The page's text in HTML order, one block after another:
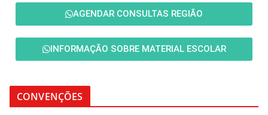
AGENDAR CONSULTAS REGIÃO
INFORMAÇÃO SOBRE MATERIAL ESCOLAR
CONVENÇÕES